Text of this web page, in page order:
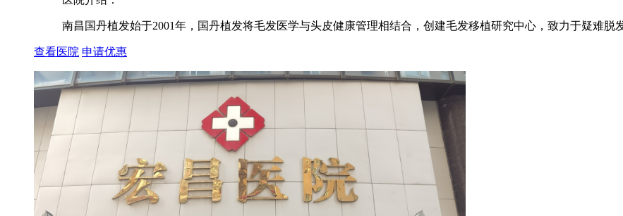
南昌国丹植发始于2001年，国丹植发将毛发医学与头皮健康管理相结合，创建毛发移植研究中心，致力于疑难脱
查看医院 申请优惠